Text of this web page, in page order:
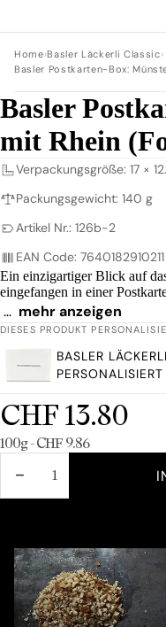
Home›Basler Läckerli Classic›
Basler Postkarten-Box:
Basler
mit Rhein
Verpackungsgröße: 17 ×
Packungsgewicht: 140 g
Artikel Nr.: 126b-2
EAN Code: 7640182910211
Ein einzigartiger Blick auf
eingefangen in einer
… mehr anzeigen
Lieferzeit: 1-2 Tage
DIESES PRODUKT
BASLER
CHF 13.80
Grundpreis
100g - CHF 9.86
MENGE